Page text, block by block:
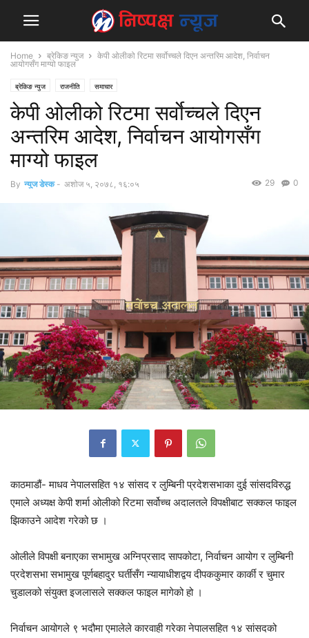
Home ब्रेकिङ न्युज
केपी ओलीको रिटमा सर्वाेच्चले दिएन अन्तरिम आदेश, निर्वाचन
आयोगसँग माग्यो फाइल
ब्रेकिङ न्युज राजनीति समाचार
केपी ओलीको रिटमा सर्वाेच्चले दिएन
अन्तरिम आदेश, निर्वाचन आयोगसँग
माग्यो फाइल
By न्युज डेस्क - अशोज ५, २०७८, १६:०५ 0
29
काठमाडौं- माधव नेपालसहित १४ सांसद र लुम्बिनी प्रदेशसभाका दुई सांसदविरुद्ध
एमाले अध्यक्ष केपी शर्मा ओलीको रिटमा सर्वोच्च अदालतले विपक्षीबाट सक्कल फाइल
झिकाउने आदेश गरेको छ ।
ओलीले विपक्षी बनाएका सभामुख अग्निप्रसाद सापकोटा, निर्वाचन आयोग र लुम्बिनी
प्रदेशसभा सभामुख पूर्णबहादुर घर्तीसँग न्यायाधीशद्वय दीपककुमार कार्की र चुमार
चुडालको संयुक्त इजलासले सक्कल फाइल मागेको हो ।
निर्वाचन आयोगले ९ भदौमा एमालेले कारवाही गरेका नेपालसहित १४ सांसदको